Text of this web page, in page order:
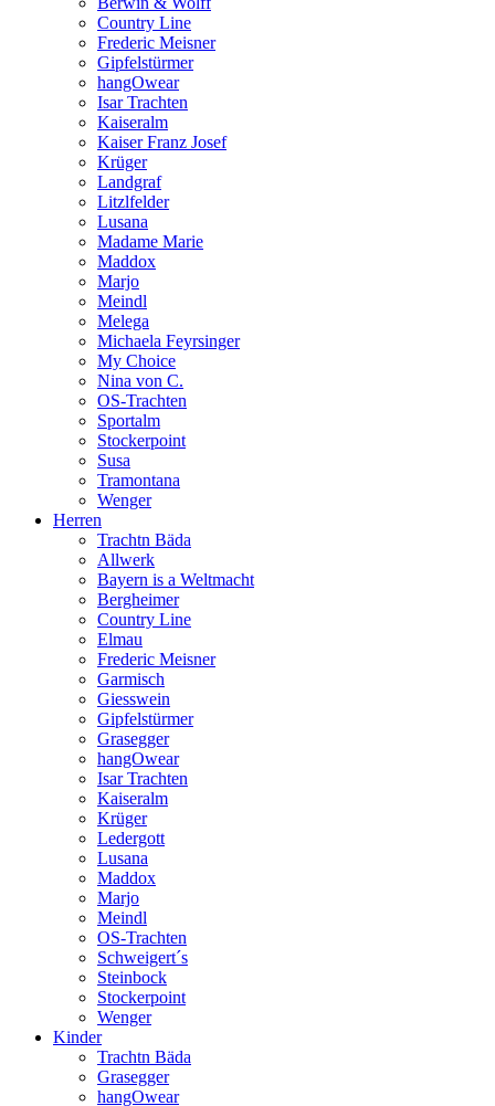
Country Line
Frederic Meisner
Gipfelstürmer
hangOwear
Isar Trachten
Kaiseralm
Kaiser Franz Josef
Krüger
Landgraf
Litzlfelder
Lusana
Madame Marie
Maddox
Marjo
Meindl
Melega
Michaela Feyrsinger
My Choice
Nina von C.
OS-Trachten
Sportalm
Stockerpoint
Susa
Tramontana
Wenger
Herren
Trachtn Bäda
Allwerk
Bayern is a Weltmacht
Bergheimer
Country Line
Elmau
Frederic Meisner
Garmisch
Giesswein
Gipfelstürmer
Grasegger
hangOwear
Isar Trachten
Kaiseralm
Krüger
Ledergott
Lusana
Maddox
Marjo
Meindl
OS-Trachten
Schweigert´s
Steinbock
Stockerpoint
Wenger
Kinder
Trachtn Bäda
Grasegger
hangOwear